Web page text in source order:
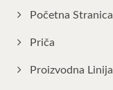
Početna Stranica
Priča
Proizvodna Linija